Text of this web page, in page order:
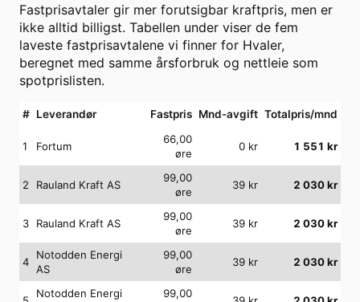
Fastprisavtaler gir mer forutsigbar kraftpris, men er
ikke alltid billigst. Tabellen under viser de fem
laveste fastprisavtalene vi finner for Hvaler,
beregnet med samme årsforbruk og nettleie som
spotprislisten.
# Leverandør Fastpris Mnd-avgift Totalpris/mnd
1 Fortum
66,00
øre
0 kr 1 551 kr
2 Rauland Kraft AS
99,00
øre
39 kr 2 030kr
3 Rauland Kraft AS
99,00
øre
39 kr 2 030kr
4
Notodden Energi
AS
99,00
øre
39 kr 2 030kr
Notodden Energi
99,00